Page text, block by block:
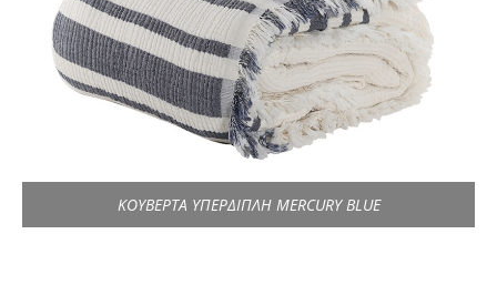
ΚΟΥΒΕΡΤΑ ΥΠΕΡΔΙΠΛΗ MERCURY BLUE